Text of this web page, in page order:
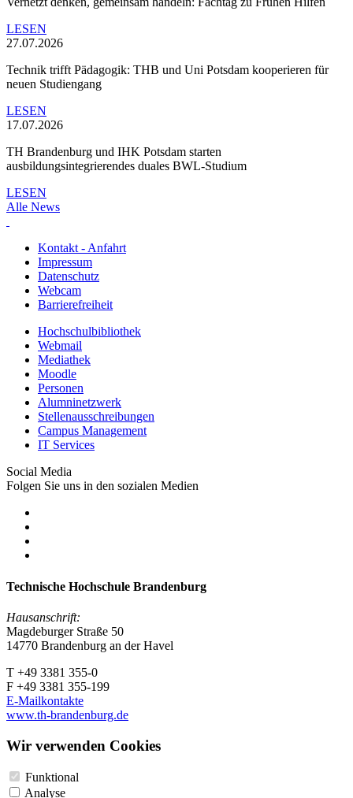
LESEN
27.07.2026
Technik trifft Pädagogik: THB und Uni Potsdam kooperieren für
neuen Studiengang
LESEN
17.07.2026
TH Brandenburg und IHK Potsdam starten
ausbildungsintegrierendes duales BWL-Studium
LESEN
Alle News
Kontakt - Anfahrt
Impressum
Datenschutz
Webcam
Barrierefreiheit
Hochschulbibliothek
Webmail
Mediathek
Moodle
Personen
Alumninetzwerk
Stellenausschreibungen
Campus Management
IT Services
Social Media
Folgen Sie uns in den sozialen Medien
Technische Hochschule Brandenburg
Hausanschrift:
Magdeburger Straße 50
14770 Brandenburg an der Havel
T +49 3381 355-0
F +49 3381 355-199
E-Mailkontakte
www.th-brandenburg.de
Wir verwenden Cookies
Funktional
Analyse